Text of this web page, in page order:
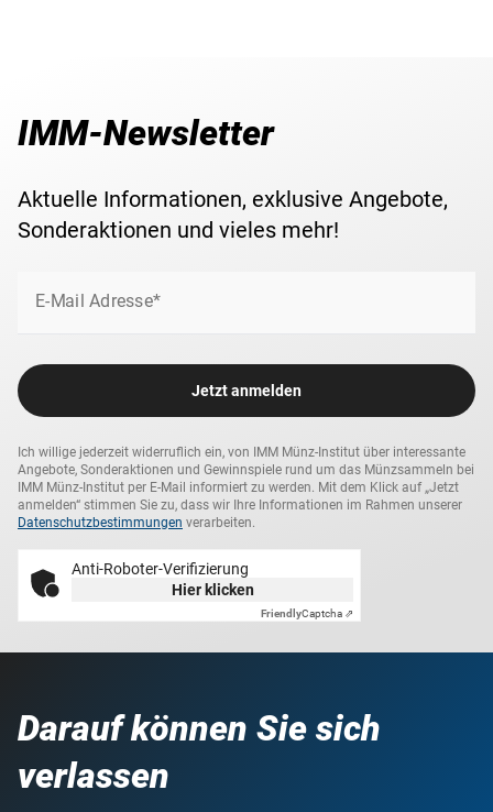
IMM-Newsletter
Aktuelle Informationen, exklusive Angebote,
Sonderaktionen und vieles mehr!
E-Mail Adresse*
Jetzt anmelden
Ich willige jederzeit widerruflich ein, von IMM Münz-Institut über interessante
Angebote, Sonderaktionen und Gewinnspiele rund um das Münzsammeln bei
IMM Münz-Institut per E-Mail informiert zu werden. Mit dem Klick auf „Jetzt
anmelden“ stimmen Sie zu, dass wir Ihre Informationen im Rahmen unserer
Datenschutzbestimmungen verarbeiten.
Anti-Roboter-Verifizierung
Hier klicken
FriendlyCaptcha ⇗
Darauf können Sie sich
verlassen